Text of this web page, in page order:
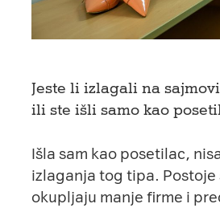
Jeste li izlagali na
ili ste išli samo kao
Išla sam kao posetilac,
izlaganja tog tipa. Postoje
okupljaju manje firme i